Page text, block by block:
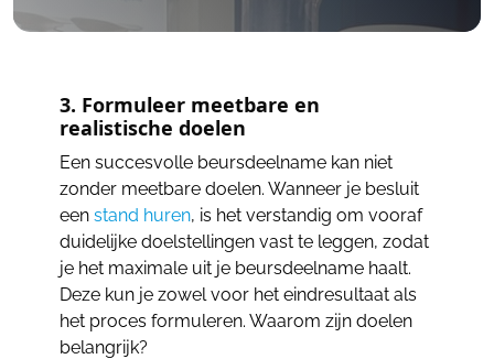
3. Formuleer meetbare en
realistische doelen
Een succesvolle beursdeelname kan niet
zonder meetbare doelen. Wanneer je besluit
een stand huren, is het verstandig om vooraf
duidelijke doelstellingen vast te leggen, zodat
je het maximale uit je beursdeelname haalt.
Deze kun je zowel voor het eindresultaat als
het proces formuleren. Waarom zijn doelen
belangrijk?